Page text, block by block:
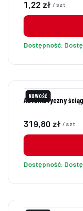
Cena
1,22 zł / szt
Dostępność:
NOWOŚĆ
Automatyczny
Cena
319,80 zł / szt
Dostępność: